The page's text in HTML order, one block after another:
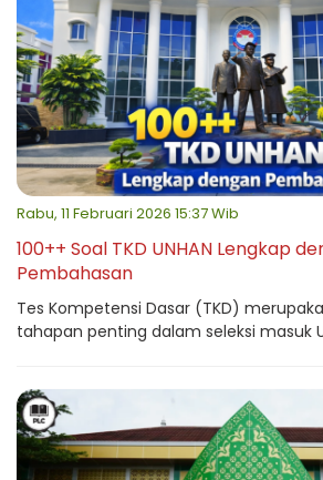
Rabu, 11 Februari 2026 15:37 Wib
100++ Soal TKD UNHAN Lengkap
Pembahasan
Tes Kompetensi Dasar (TKD)
tahapan penting dalam seleksi masuk